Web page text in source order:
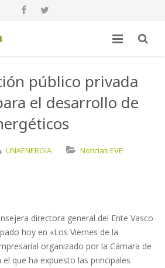
público privada
el desarrollo de
UNAENERGIA
Noticias EVE
directora general del Ente Vasco
hoy en «Los Viernes de la
organizado por la Cámara de
que ha expuesto las principales